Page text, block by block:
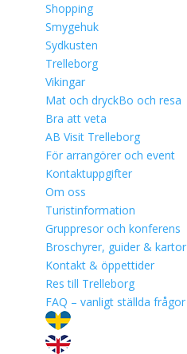
Shopping
Smygehuk
Sydkusten
Trelleborg
Vikingar
Mat och dryckBo och resa
Bra att veta
AB Visit Trelleborg
För arrangörer och event
Kontaktuppgifter
Om oss
Turistinformation
Gruppresor och konferens
Broschyrer, guider & kartor
Kontakt & öppettider
Res till Trelleborg
FAQ – vanligt ställda frågor